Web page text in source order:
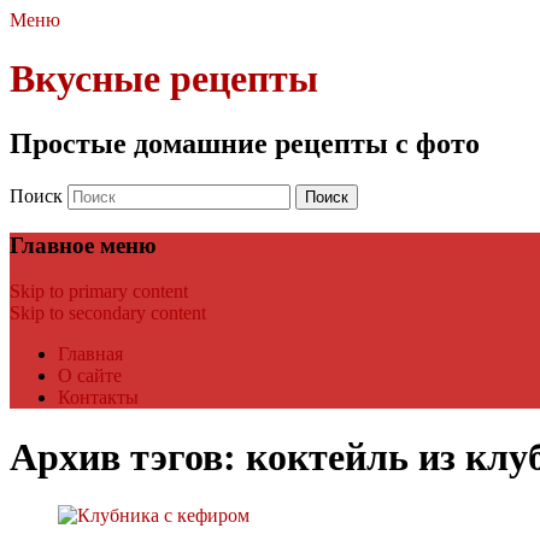
Меню
Вкусные рецепты
Простые домашние рецепты с фото
Поиск
Главное меню
Skip to primary content
Skip to secondary content
Главная
О сайте
Контакты
Архив тэгов: коктейль из